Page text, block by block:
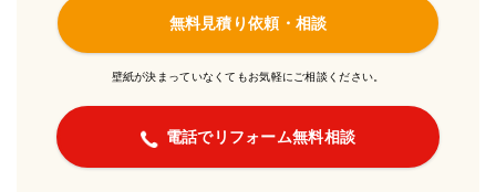
無料見積り依頼・相談
壁紙が決まっていなくてもお気軽にご相談ください。
電話でリフォーム無料相談